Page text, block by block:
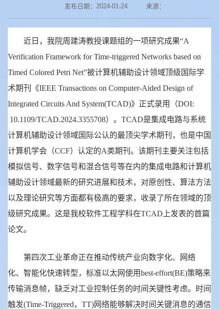
发布日期：2024-01-24 来源：
近日，我院周建涛教授课题组的一项研究成果“A
Verification Framework for Time-triggered Networks based on
Timed Colored Petri Net”被计算机辅助设计领域顶级国际学
术期刊《IEEE Transactions on Computer-Aided Design of
Integrated Circuits And System(TCAD)》正式录用（DOI:
10.1109/TCAD.2024.3355708）。TCAD是集成电路与系统
计算机辅助设计领域国际公认的最顶尖学术期刊，也是中国
计算机学会（CCF）认定的A类期刊。该期刊主要关注包括
模拟信号、数字信号和混合信号等在内的集成电路和计算机
辅助设计领域最新的研究进展和技术，对原创性、算法方法
以及理论研究等方面都有极高的要求，收录了所在领域的顶
级研究成果。这是我校软件工程学科在TCAD上发表的首篇
论文。
第四次工业革命正在推动传统产业向数字化、网络
化、智能化快速转型，标准以太网使用best-effort(BE)策略来
传输消息帧，缺乏对工业控制任务的时间关键性考虑。时间
触发(Time-Triggered，TT)网络能够解决时间关键消息的通信